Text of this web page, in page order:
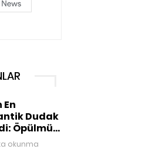
En
Dudak
Öpülmüş
okunma